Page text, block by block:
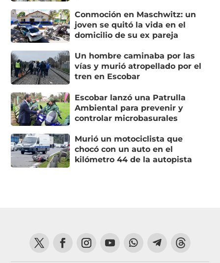
Conmoción en Maschwitz: un
joven se quitó la vida en el
domicilio de su ex pareja
Un hombre caminaba por las
vías y murió atropellado por el
tren en Escobar
Escobar lanzó una Patrulla
Ambiental para prevenir y
controlar microbasurales
Murió un motociclista que
chocó con un auto en el
kilómetro 44 de la autopista